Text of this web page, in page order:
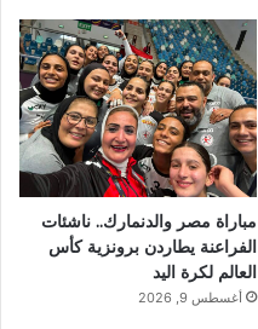
مباراة مصر والدنمارك.. ناشئات
الفراعنة يطاردن برونزية كأس
العالم لكرة اليد
أغسطس 9, 2026